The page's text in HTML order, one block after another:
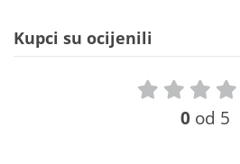
Kupci su ocijenili
0 od 5